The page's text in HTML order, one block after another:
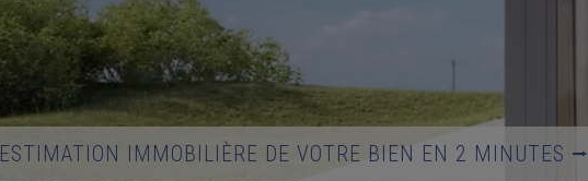
ESTIMATION IMMOBILIÈRE DE VOTRE BIEN EN 2 MINUTES ⭢